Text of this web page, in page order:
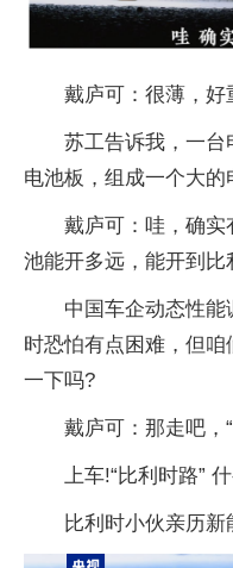
戴庐可：很薄，好
苏工告诉我，一台
电池板，组成一个大的
戴庐可：哇，确
池能开多远，能开到比
中国车企动态性能
时恐怕有点困难，但咱
一下吗?
戴庐可：那走吧，
上车!“比利时路”
比利时小伙亲历